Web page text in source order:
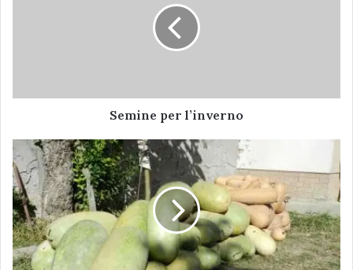
insaporire i cefali gratellati.
Semine per l’inverno
Zucche
e
cocomero
bianco